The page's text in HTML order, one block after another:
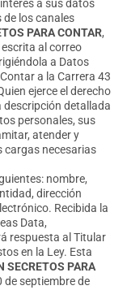
a sus datos
de los canales
PARA CONTAR,
al correo
a Datos
a la Carrera 43
ejerce el derecho
descripción detallada
personales, sus
atender y
cargas necesarias
nombre,
dirección
Recibida la
Data,
respuesta al Titular
en la Ley. Esta
SECRETOS PARA
de septiembre de